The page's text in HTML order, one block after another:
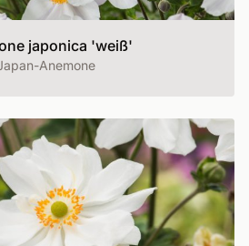
japonica 'weiß'
Anemone